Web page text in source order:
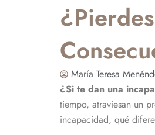
María Teresa
¿Si te dan una
tiempo, atraviesan un
incapacidad, qué